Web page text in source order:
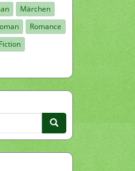
Märchen
Romance